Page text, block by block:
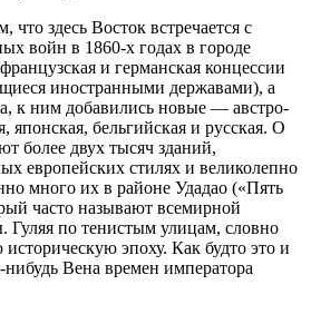
что здесь Восток встречается с
войн в 1860-х годах в городе
и германская концессии
иностранными державами), а
к ним добавились новые — австро-
японская, бельгийская и русская. О
более двух тысяч зданий,
европейских стилях и великолепно
много их в районе Удадао («Пять
часто называют всемирной
Гуляя по тенистым улицам, словно
эпоху. Как будто это и
нибудь Вена времен императора